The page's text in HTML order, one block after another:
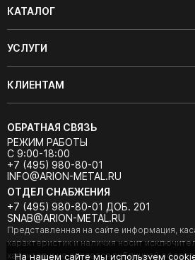
КАТАЛОГ
УСЛУГИ
КЛИЕНТАМ
ОБРАТНАЯ СВЯЗЬ
РЕЖИМ РАБОТЫ
С 9:00-18:00
+7 (495) 980-80-01
INFO@ARION-METAL.RU
ОТДЕЛ СНАБЖЕНИЯ
+7 (495) 980-80-01 ДОБ. 201
SNAB@ARION-METAL.RU
Представленная на сайте информация,
характеристик и наличия носит
характер и не является публичной
На нашем сайте мы используем